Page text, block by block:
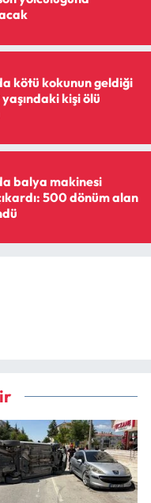
kötü kokunun geldiği
kişi ölü
balya makinesi
500 dönüm alan